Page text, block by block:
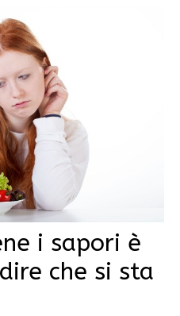
i sapori è
che si sta